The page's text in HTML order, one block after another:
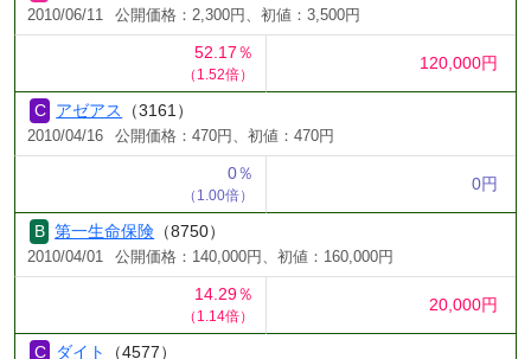
2010/06/11 公開価格：2,300円、初値：3,500円
52.17％
（1.52倍）
120,000円
アゼアス （3161）
2010/04/16 公開価格：470円、初値：470円
0％
（1.00倍）
0円
第一生命保険 （8750）
2010/04/01 公開価格：140,000円、初値：160,000円
14.29％
（1.14倍）
20,000円
ダイト （4577）